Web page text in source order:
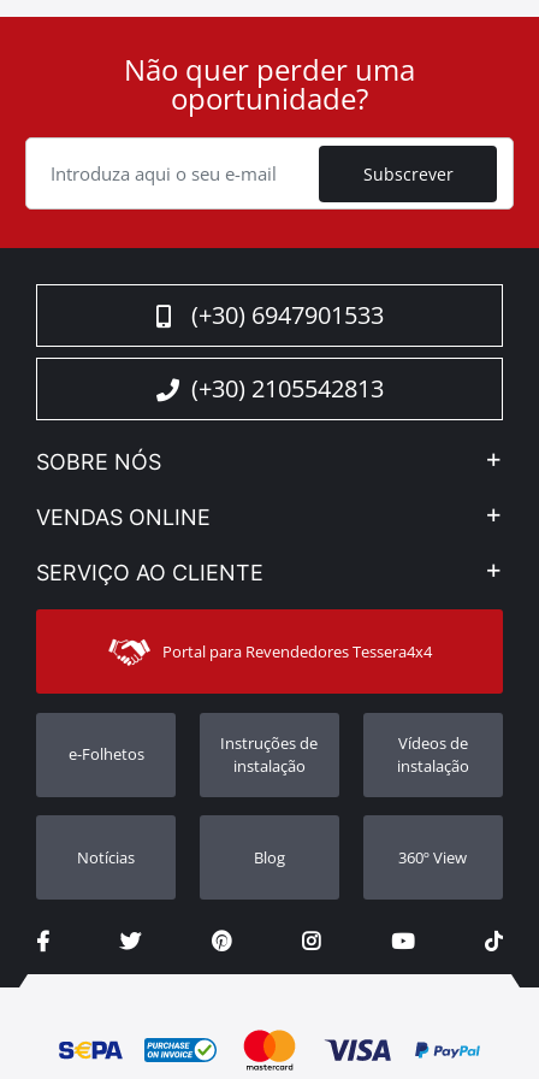
Cookie
Não quer perder uma
oportunidade?
Subscrever
(+30) 6947901533
(+30) 2105542813
SOBRE NÓS
A Companhia
Notícias
Sitemap
VENDAS ONLINE
Minha Conta
Modos de Enviο
SERVIÇO AO CLIENTE
Contacto
Apoio ao cliente
Rastrear ordem
Revendedores
Portal para Revendedores Tessera4x4
e-Folhetos
Instruções de
instalação
Vídeos de
instalação
Notícias Blog 360º View